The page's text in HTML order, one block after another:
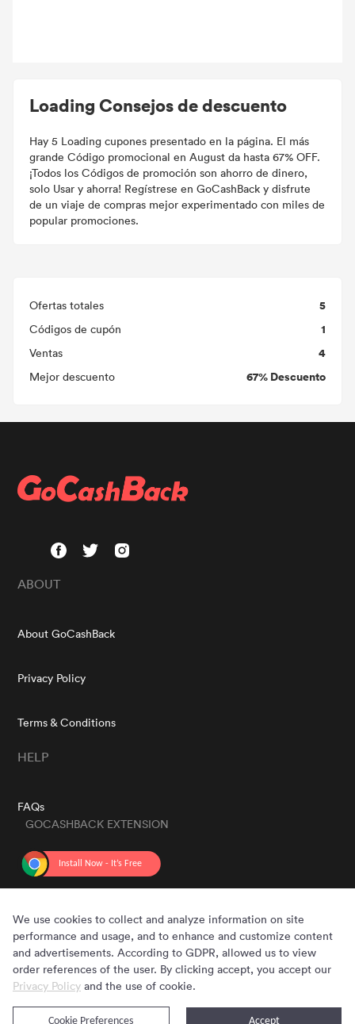
Loading Consejos de descuento
Hay 5 Loading cupones presentado en la página. El más
grande Código promocional en August da hasta 67% OFF.
¡Todos los Códigos de promoción son ahorro de dinero,
solo Usar y ahorra! Regístrese en GoCashBack y disfrute
de un viaje de compras mejor experimentado con miles de
popular promociones.
Ofertas totales 5
Códigos de cupón 1
Ventas 4
Mejor descuento 67% Descuento
ABOUT
About GoCashBack
Privacy Policy
Terms & Conditions
HELP
FAQs
GOCASHBACK EXTENSION
We use cookies to collect and analyze information on site
performance and usage, and to enhance and customize content
and advertisements. According to GDPR, allowed us to view
order references of the user. By clicking accept, you accept our
Privacy Policy and the use of cookie.
Accept
Cookie Preferences